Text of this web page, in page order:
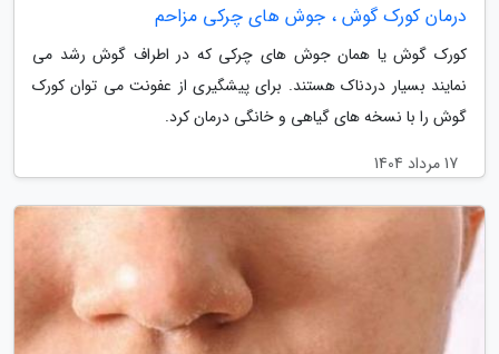
درمان کورک گوش ، جوش های چرکی مزاحم
کورک گوش یا همان جوش های چرکی که در اطراف گوش رشد می
نمایند بسیار دردناک هستند. برای پیشگیری از عفونت می توان کورک
گوش را با نسخه های گیاهی و خانگی درمان کرد.
17 مرداد 1404